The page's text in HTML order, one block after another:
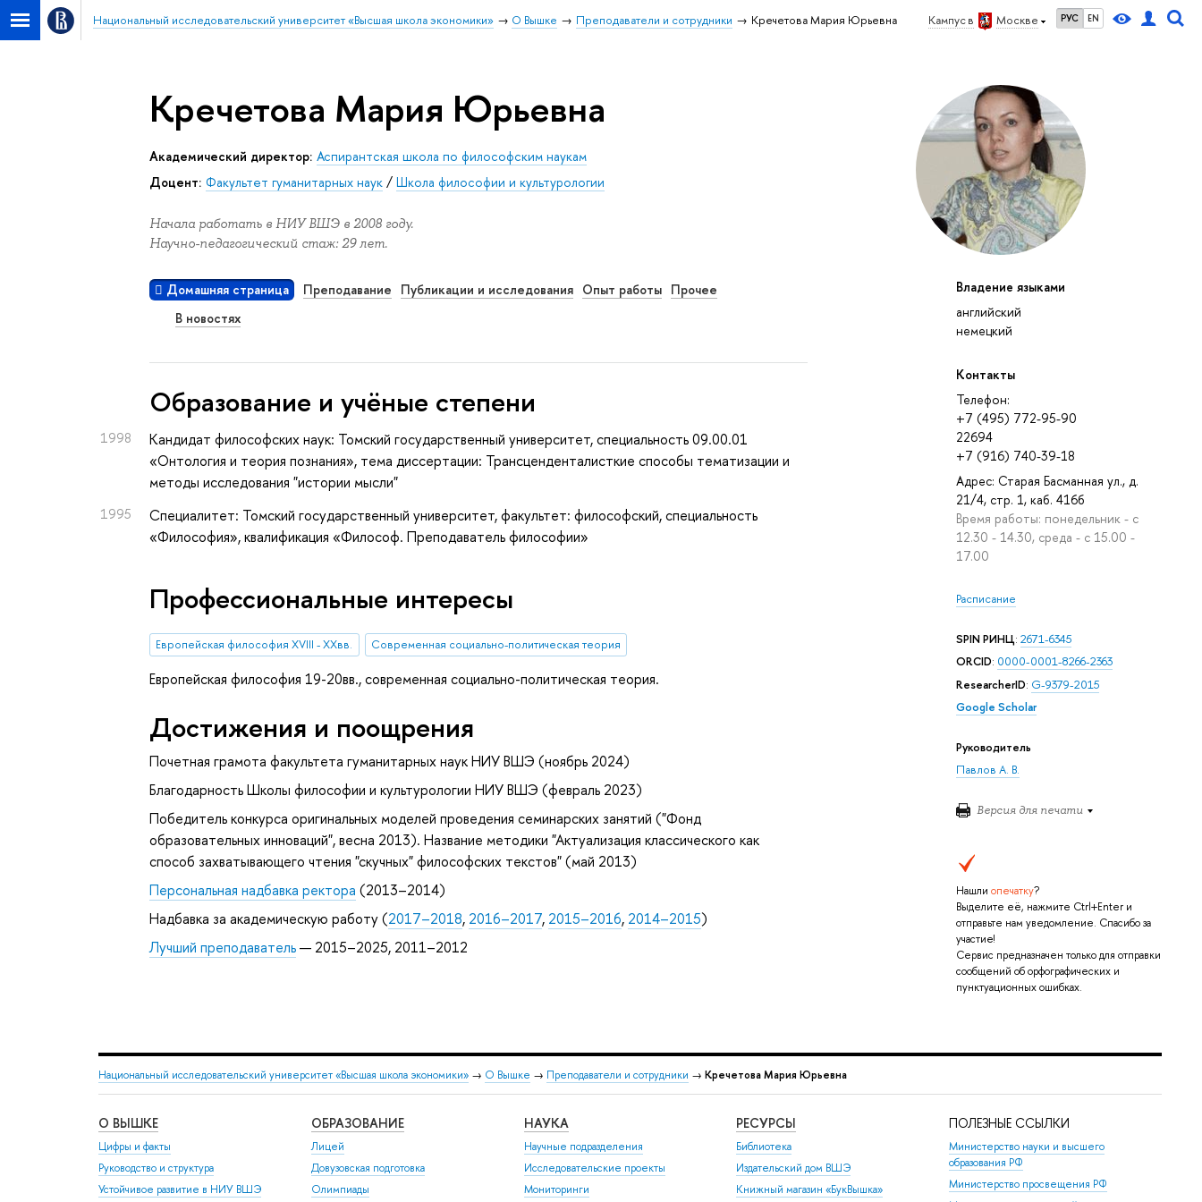
Кампус в Москве РУС EN
Национальный исследовательский университет «Высшая школа экономики» О Вышке Преподаватели и сотрудники Кречетова Мария Юрьевна
Владение языками
английский
немецкий
Контакты
Телефон:
+7 (495) 772-95-90
22694
+7 (916) 740-39-18
Адрес: Старая Басманная ул., д.
21/4, стр. 1, каб. 416б
Время работы: понедельник - с
12.30 - 14.30, среда - с 15.00 -
17.00
Расписание
SPIN РИНЦ: 2671-6345
ORCID: 0000-0001-8266-2363
ResearcherID: G-9379-2015
Google Scholar
Руководитель
Павлов А. В.
Версия для печати
Нашли опечатку?
Выделите её, нажмите Ctrl+Enter и
отправьте нам уведомление. Спасибо за
участие!
Сервис предназначен только для отправки
сообщений об орфографических и
пунктуационных ошибках.
Кречетова Мария Юрьевна
академический директор: Аспирантская школа по философским наукам
Доцент: Факультет гуманитарных наук /Школа философии и культурологии
Начала работать в НИУ ВШЭ в 2008 году.
Научно-педагогический стаж: 29 лет.
Домашняя страница Преподавание Публикации и исследования Опыт работы Прочее
В новостях
Oбразование и учёные степени
1998
Кандидат философских наук: Томский государственный университет, специальность 09.00.01
«Онтология и теория познания», тема диссертации: Трансценденталисткие способы тематизации и
методы исследования "истории мысли"
1995
Специалитет: Томский государственный университет, факультет: философский, специальность
«Философия», квалификация «Философ. Преподаватель философии»
Профессиональные интересы
Европейская философия XVIII - XXвв. Современная социально-политическая теория
Европейская философия 19-20вв., современная социально-политическая теория.
Достижения и поощрения
Почетная грамота факультета гуманитарных наук НИУ ВШЭ (ноябрь 2024)
Благодарность Школы философии и культурологии НИУ ВШЭ (февраль 2023)
Победитель конкурса оригинальных моделей проведения семинарских занятий ("Фонд
образовательных инноваций", весна 2013). Название методики "Актуализация классического как
способ захватывающего чтения "скучных" философских текстов" (май 2013)
Персональная надбавка ректора (2013–2014)
Надбавка за академическую работу (2017–2018, 2016–2017, 2015–2016, 2014–2015)
Лучший преподаватель— 2015–2025, 2011–2012
Национальный исследовательский университет «Высшая школа экономики» → О Вышке → Преподаватели и сотрудники → Кречетова Мария Юрьевна
О ВЫШКЕ
Цифры и факты
Руководство и структура
Устойчивое развитие в НИУ ВШЭ
ОБРАЗОВАНИЕ
Лицей
Довузовская подготовка
Олимпиады
НАУКА
Научные подразделения
Исследовательские проекты
Мониторинги
РЕСУРСЫ
Библиотека
Издательский дом ВШЭ
Книжный магазин «БукВышка»
ПОЛЕЗНЫЕ ССЫЛКИ
Министерство науки и высшего
образования РФ
Министерство просвещения РФ